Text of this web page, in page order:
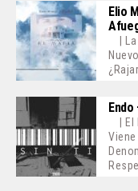
Elio
|
|
Viene